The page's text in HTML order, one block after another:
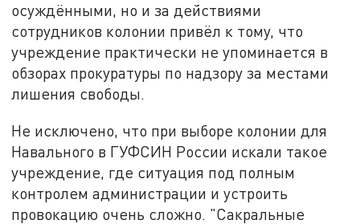
осуждёнными, но и за действиями
сотрудников колонии привёл к тому, что
учреждение практически не упоминается в
обзорах прокуратуры по надзору за местами
лишения свободы.
Не исключено, что при выборе колонии для
Навального в ГУФСИН России искали такое
учреждение, где ситуация под полным
контролем администрации и устроить
провокацию очень сложно. "Сакральные